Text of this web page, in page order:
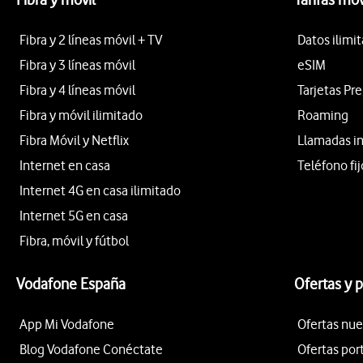
Fibra y 2 líneas móvil + TV
Fibra y 3 líneas móvil
Fibra y 4 líneas móvil
Fibra y móvil ilimitado
Fibra Móvil y Netflix
Internet en casa
Internet 4G en casa ilimitado
Internet 5G en casa
Fibra, móvil y fútbol
Datos
eSIM
Tarjetas
Roaming
Llamadas
Teléfono
Vodafone España
App Mi Vodafone
Blog Vodafone Conéctate
Ofertas y
Ofertas
Ofertas